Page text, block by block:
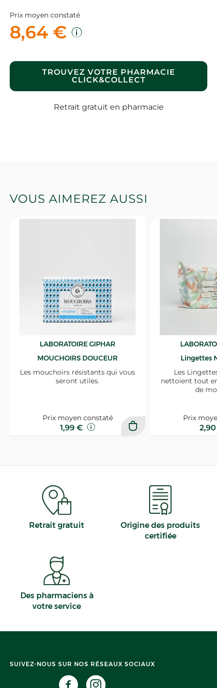
Prix moyen constaté
8,64 €
TROUVEZ VOTRE PHARMACIE
CLICK&COLLECT
Retrait gratuit en pharmacie
VOUS AIMEREZ AUSSI
LABORATOIRE GIPHAR
MOUCHOIRS DOUCEUR
Les mouchoirs résistants qui vous
seront utiles.
Prix moyen constaté
1,99 €
Lingettes
Les
nettoient tout
de
Prix
Retrait gratuit
Origine des produits
certifiée
Des pharmaciens à
votre service
SUIVEZ-NOUS SUR NOS RÉSEAUX SOCIAUX